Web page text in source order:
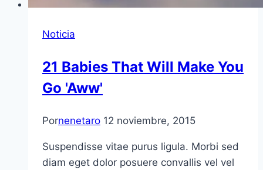
Noticia
21 Babies That Will Make You
Go 'Aww'
Pornenetaro 12 noviembre, 2015
Suspendisse vitae purus ligula. Morbi sed
diam eget dolor posuere convallis vel vel